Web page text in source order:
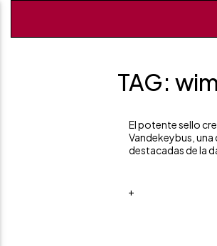
TAG:
El potente sello
Vandekeybus, una
destacadas de la
+